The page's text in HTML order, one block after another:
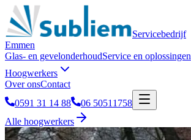
Servicebedrijf
Emmen
Glas- en gevelonderhoudService en oplossingen
Hoogwerkers
Over onsContact
0591 31 14 88
06 50511758
Alle hoogwerkers